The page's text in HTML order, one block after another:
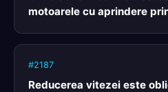
motoarele cu aprindere
#2187
Reducerea vitezei este